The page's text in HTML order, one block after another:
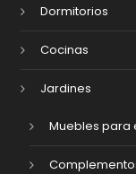
Dormitorios
Cocinas
Jardines
Muebles para